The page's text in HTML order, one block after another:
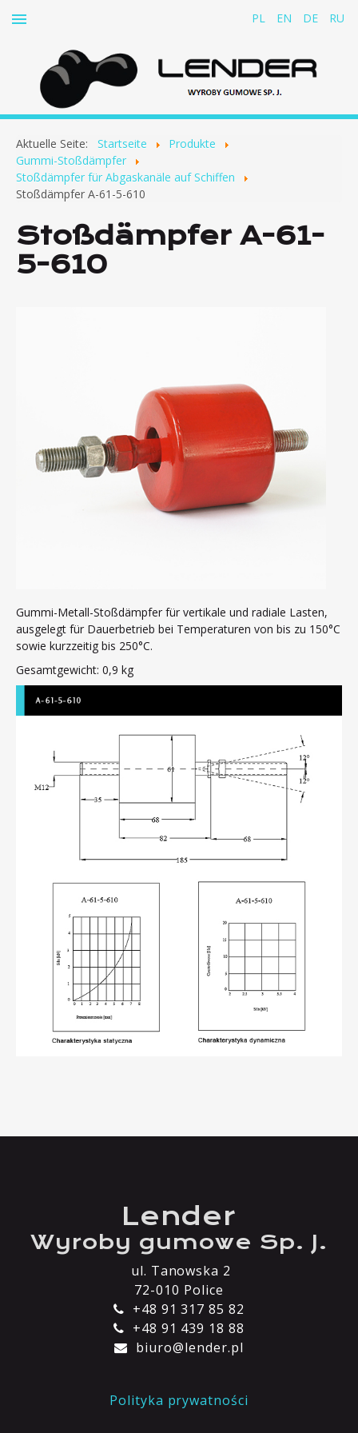
PL EN DE RU
Über die Firma
Produkte
Gummigewebebänder zu Kabelabzügen
Gummi-Stoßdämpfer
Stoßdämpfer für Abgaskanäle auf Schiffen
Mogensen-Siebdämpfer
Kupplungseinsätze
Dichtungen für Schiffsluken
Dichtungen von Brunnen und Abwasserschächten
Kontakt
Aktuelle Seite: Startseite
Produkte
Gummi-Stoßdämpfer
Stoßdämpfer für Abgaskanäle auf Schiffen
Stoßdämpfer A-61-5-610
Stoßdämpfer A-61-
5-610
Gummi-Metall-Stoßdämpfer für vertikale und radiale Lasten,
ausgelegt für Dauerbetrieb bei Temperaturen von bis zu 150°C
sowie kurzzeitig bis 250°C.
Gesamtgewicht: 0,9 kg
Lender
Wyroby gumowe Sp. J.
ul. Tanowska 2
72-010 Police
+48 91 317 85 82
+48 91 439 18 88
biuro@lender.pl
Polityka prywatności